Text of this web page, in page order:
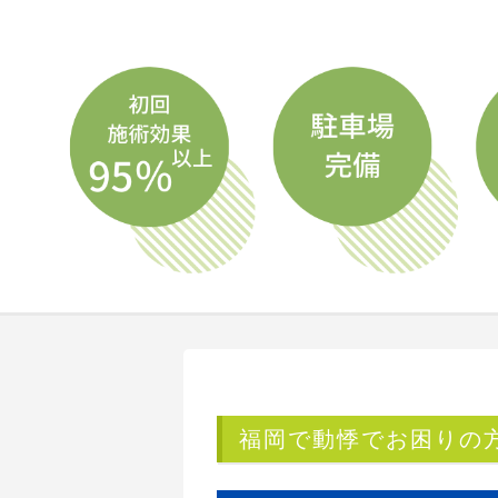
福岡で動悸でお困りの